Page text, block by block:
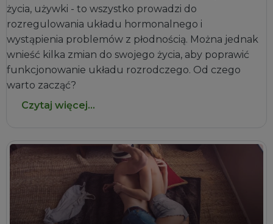
życia, używki - to wszystko prowadzi do
rozregulowania układu hormonalnego i
wystąpienia problemów z płodnością. Można jednak
wnieść kilka zmian do swojego życia, aby poprawić
funkcjonowanie układu rozrodczego. Od czego
warto zacząć?
Czytaj więcej...